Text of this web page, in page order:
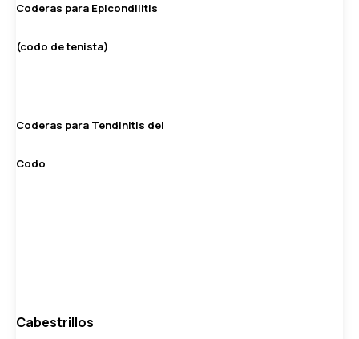
Coderas para Epicondilitis
(codo de tenista)
Coderas para Tendinitis del
Codo
Cabestrillos